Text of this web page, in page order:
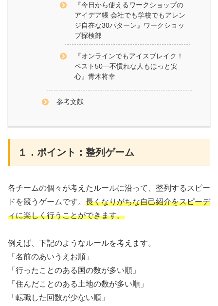
『今日から使えるワークショップの
アイデア帳 会社でも学校でもアレン
ジ自在な30パターン』ワークショッ
プ探検部
『オンラインでもアイスブレイク！
ベスト50―不慣れな人もほっと安
心』青木将幸
参考文献
１．ポイント：整列ゲーム
各チームの個々が考えたルールに沿って、整列するスピー
ドを競うゲームです。 長くなりがちな自己紹介をスピーデ
ィに楽しく行うことができます。
例えば、下記のようなルールを考えます。
「名前のあいうえお順」
「行ったことのある国の数が多い順」
「住んだことのある土地の数が多い順」
「転職した回数が少ない順」